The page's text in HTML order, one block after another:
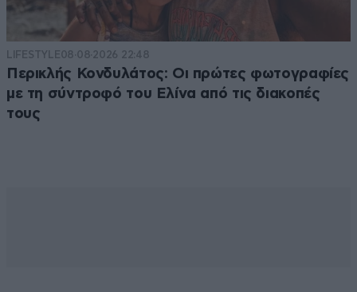
LIFESTYLE08·08·2026 22:48
Περικλής Κονδυλάτος: Οι πρώτες φωτογραφίες
με τη σύντροφό του Ελίνα από τις διακοπές
τους